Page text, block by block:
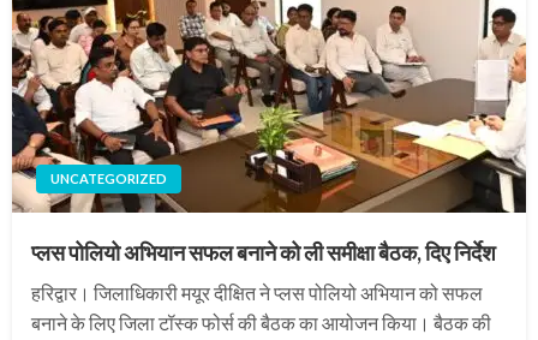
UNCATEGORIZED
प्लस पोलियो अभियान सफल बनाने को ली समीक्षा बैठक, दिए निर्देश
हरिद्वार। जिलाधिकारी मयूर दीक्षित ने प्लस पोलियो अभियान को सफल
बनाने के लिए जिला टॉस्क फोर्स की बैठक का आयोजन किया। बैठक की